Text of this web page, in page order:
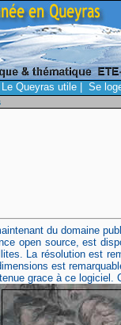
Le Queyras utile| Se
du domaine
open source, est
La résolution est
est
grace à ce logiciel.